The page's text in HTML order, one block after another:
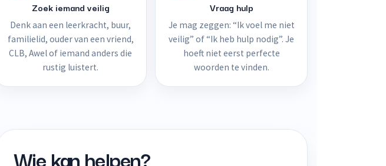
Zoek iemand veilig
Denk aan een leerkracht, buur,
familielid, ouder van een vriend,
CLB, Awel of iemand anders die
rustig luistert.
Vraag hulp
Je mag zeggen: “Ik voel me niet
veilig” of “Ik heb hulp nodig”. Je
hoeft niet eerst perfecte
woorden te vinden.
Wie kan helpen?